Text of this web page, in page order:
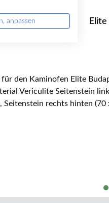
(145 x 305/430 x 25 mm) Seitenstein links
Seitenstein rechts hinten
anpassen